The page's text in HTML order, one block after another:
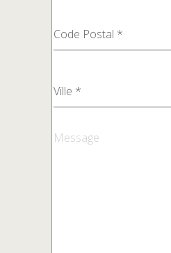
Message